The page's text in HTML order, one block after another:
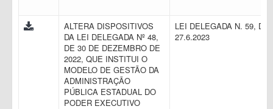
ALTERA DISPOSITIVOS
DA LEI DELEGADA Nº 48,
DE 30 DE DEZEMBRO DE
2022, QUE INSTITUI O
MODELO DE GESTÃO DA
ADMINISTRAÇÃO
PÚBLICA ESTADUAL DO
PODER EXECUTIVO
LEI DELEGADA N. 59, DE
27.6.2023